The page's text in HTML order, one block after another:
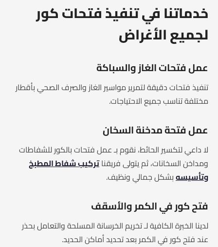
خدماتنا في تنفيذ فتحات كور
لجميع الأغراض
عمل فتحات الغاز والسباكة
تنفيذ فتحات دقيقة لتمرير مواسير الغاز والصرف الصحي بأقطار
مختلفة تناسب جميع الاحتياجات.
عمل فتحة مدخنة السخان
لا داعي لتكسير الحائط، نقوم بـ عمل فتحات بالكور للشفاطات
ومداخن السخانات، ثم يتولى فريقناتركيب شفاط المطبخ
وتأسيسهبشكل جمالي ونظيف.
فتح كور في الكمر والأسقف
لدينا الخبرة الكافية لـ تخريم الخرسانة المسلحة والتعامل بحذر
عند فتح كور في الكمر بعد تحديد أماكن الحديد.